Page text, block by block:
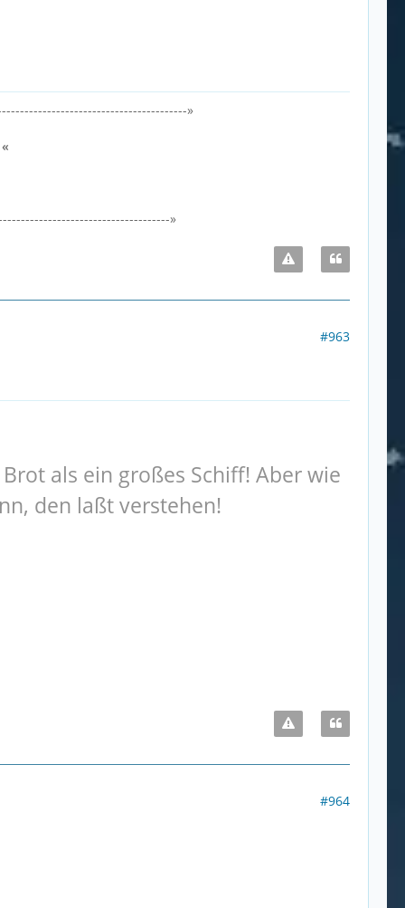
»
«
»
#963
als ein großes Schiff! Aber wie
den laßt verstehen!
#964